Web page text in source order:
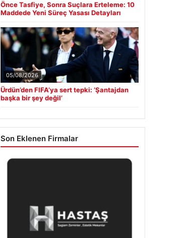
Önce Tasfiye, Sonra Suçlara Erteleme: 10
Maddede Yeni Süreç Yasası Detayları
05/08/2026
Ürdün’den FIFA’ya sert tepki: ‘Şantajdan
başka bir şey değil’
Son Eklenen Firmalar